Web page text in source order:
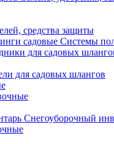
средства защиты
Системы
для садовых
для садовых шлангов
Снегоуборочный